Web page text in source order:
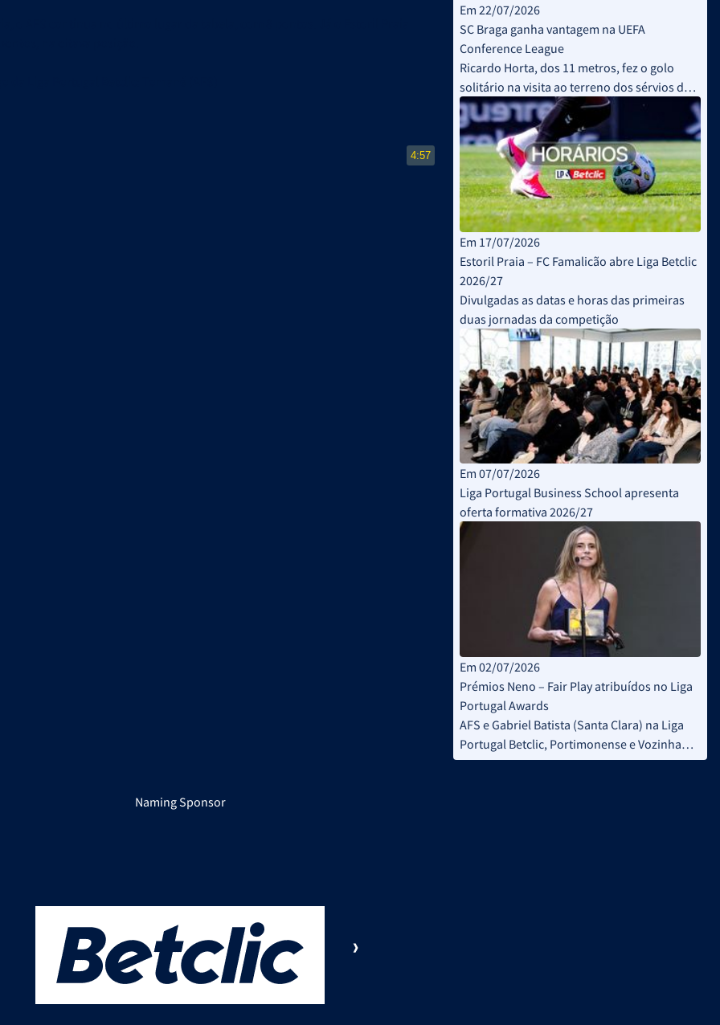
Em 22/07/2026
SC Braga ganha vantagem na UEFA
Conference League
Ricardo Horta, dos 11 metros, fez o golo
solitário na visita ao terreno dos sérvios do
FK Železničar Pančevo
Em 17/07/2026
Estoril Praia – FC Famalicão abre Liga Betclic
2026/27
Divulgadas as datas e horas das primeiras
duas jornadas da competição
Em 07/07/2026
Liga Portugal Business School apresenta
oferta formativa 2026/27
Em 02/07/2026
Prémios Neno – Fair Play atribuídos no Liga
Portugal Awards
AFS e Gabriel Batista (Santa Clara) na Liga
Portugal Betclic, Portimonense e Vozinha
(GD Chaves) na Liga Portugal 2 Meu Super
Naming Sponsor